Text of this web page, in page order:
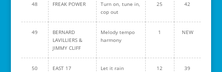
48 FREAK POWER
Turn on, tune in,
cop out
25 42
49
BERNARD
LAVILLIERS &
JIMMY CLIFF
Melody tempo
harmony
1 NEW
50 EAST 17 Let it rain 12 39